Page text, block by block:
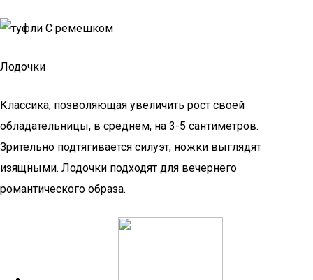
Лодочки
Классика, позволяющая увеличить рост своей
обладательницы, в среднем, на 3-5 сантиметров.
Зрительно подтягивается силуэт, ножки выглядят
изящными. Лодочки подходят для вечернего
романтического образа.